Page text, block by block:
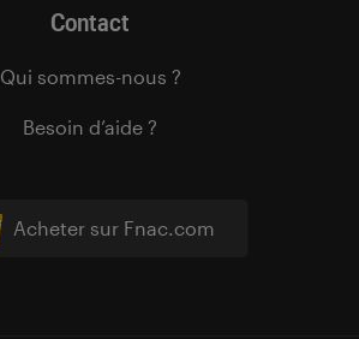
Acheter sur Fnac.com
Contact
Qui sommes-nous ?
Besoin d’aide ?